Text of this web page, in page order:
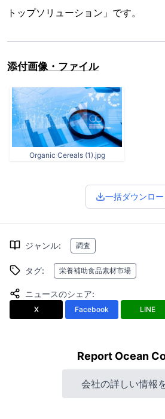
トップソリューション」です。
添付画像・ファイル
Organic Cereals (1).jpg
一括ダウンロー
ジャンル: 調査
タグ: 栄養補助食品素材市場
ニュースのシェア:
X Facebook LINE
Report Ocean
会社の詳しい情報